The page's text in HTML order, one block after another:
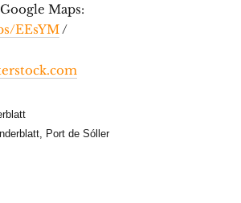
Maps:
EEsYM/
Port de Sóller